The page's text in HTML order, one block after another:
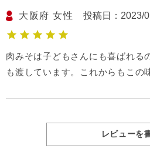
大阪府 女性 投稿日 2023/
肉みそは子どもさんにも喜ばれる
も渡しています。これからもこの
レビューを